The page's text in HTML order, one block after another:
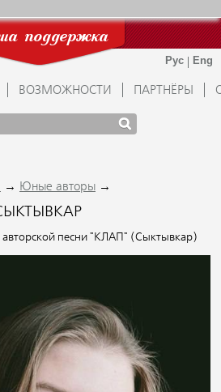
поддержка
ВОЗМОЖНОСТИ ПАРТНЁРЫ
→ Юные авторы →
песни "КЛАП" (Сыктывкар)